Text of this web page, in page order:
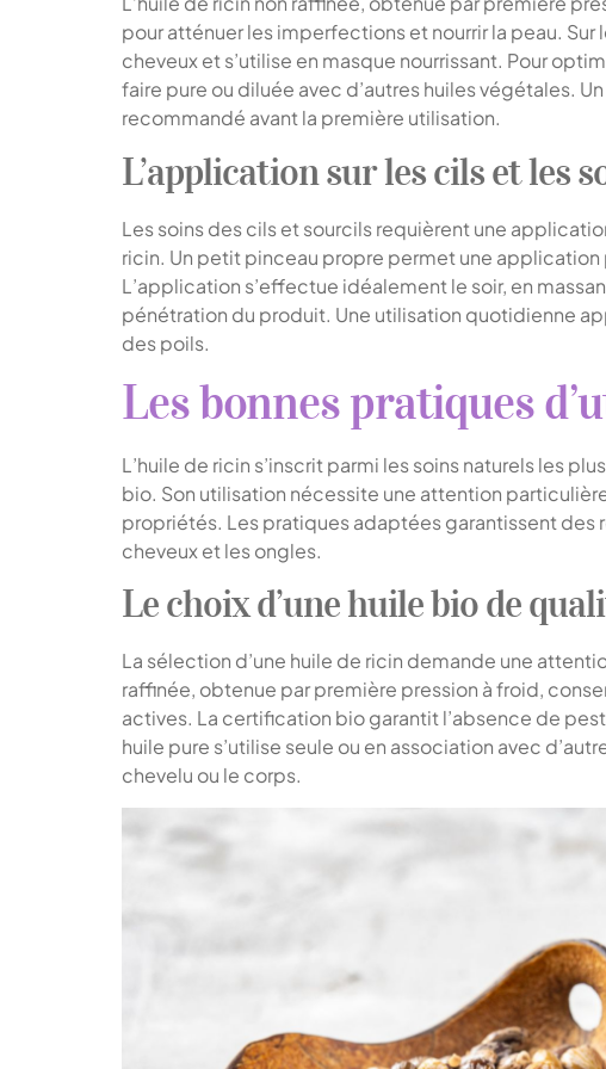
pour atténuer les imperfections et nourrir la peau.
cheveux et s’utilise en masque nourrissant. Pour
faire pure ou diluée avec d’autres huiles végétales.
recommandé avant la première utilisation.
L’application sur les cils et les
Les soins des cils et sourcils requièrent une
ricin. Un petit pinceau propre permet une application
L’application s’effectue idéalement le soir, en
pénétration du produit. Une utilisation quotidienne
des poils.
Les bonnes pratiques
L’huile de ricin s’inscrit parmi les soins naturels les
bio. Son utilisation nécessite une attention
propriétés. Les pratiques adaptées garantissent des
cheveux et les ongles.
Le choix d’une huile bio de
La sélection d’une huile de ricin demande une
raffinée, obtenue par première pression à froid,
actives. La certification bio garantit l’absence de
huile pure s’utilise seule ou en association avec
chevelu ou le corps.